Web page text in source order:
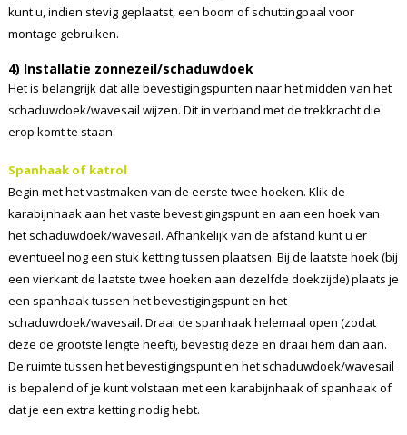
kunt u, indien stevig geplaatst, een boom of schuttingpaal voor
montage gebruiken.
4) Installatie zonnezeil/schaduwdoek
Het is belangrijk dat alle bevestigingspunten naar het midden van het
schaduwdoek/wavesail wijzen. Dit in verband met de trekkracht die
erop komt te staan.
Spanhaak of katrol
Begin met het vastmaken van de eerste twee hoeken. Klik de
karabijnhaak aan het vaste bevestigingspunt en aan een hoek van
het schaduwdoek/wavesail. Afhankelijk van de afstand kunt u er
eventueel nog een stuk ketting tussen plaatsen. Bij de laatste hoek (bij
een vierkant de laatste twee hoeken aan dezelfde doekzijde) plaats je
een spanhaak tussen het bevestigingspunt en het
schaduwdoek/wavesail. Draai de spanhaak helemaal open (zodat
deze de grootste lengte heeft), bevestig deze en draai hem dan aan.
De ruimte tussen het bevestigingspunt en het schaduwdoek/wavesail
is bepalend of je kunt volstaan met een karabijnhaak of spanhaak of
dat je een extra ketting nodig hebt.